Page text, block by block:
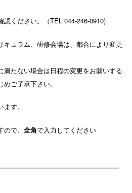
ください。（TEL 044-246-0910)
キュラム、研修会場は、都合により変更
満たない場合は日程の変更をお願いする
ご了承下さい。
す。
で、 全角で入力してください